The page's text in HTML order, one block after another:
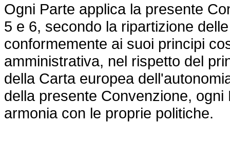
Ogni Parte applica la presente
5 e 6, secondo la ripartizione
conformemente ai suoi principi
amministrativa, nel rispetto del
della Carta europea
della presente Convenzione,
armonia con le proprie politiche.